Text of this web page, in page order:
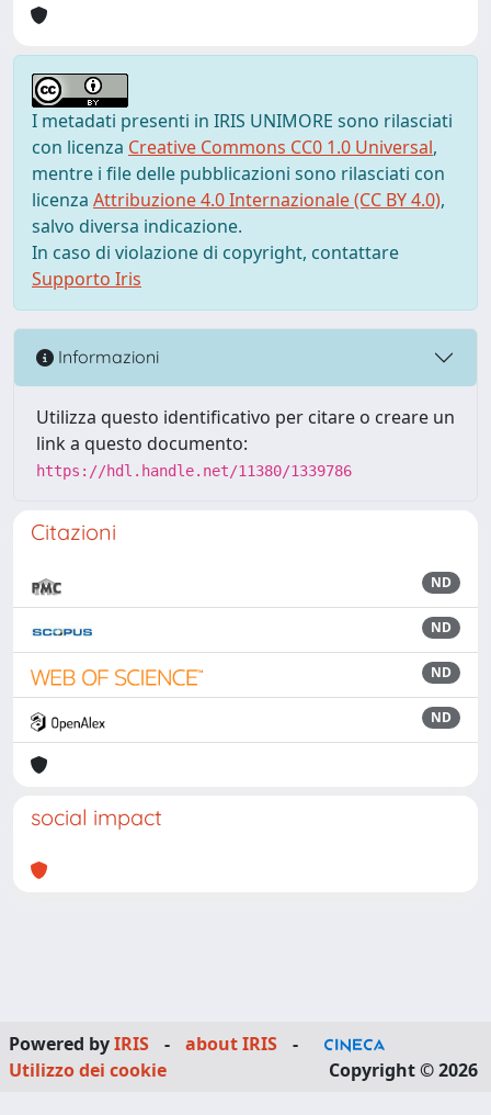
I metadati presenti in IRIS UNIMORE sono rilasciati
con licenza Creative Commons CC0 1.0 Universal,
mentre i file delle pubblicazioni sono rilasciati con
licenza Attribuzione 4.0 Internazionale (CC BY 4.0),
salvo diversa indicazione.
In caso di violazione di copyright, contattare
Supporto Iris
Informazioni
Utilizza questo identificativo per citare o creare un
link a questo documento:
https://hdl.handle.net/11380/1339786
Citazioni
ND
ND
ND
ND
social impact
Powered byIRIS - about IRIS
-
Utilizzo dei cookie
Copyright © 2026